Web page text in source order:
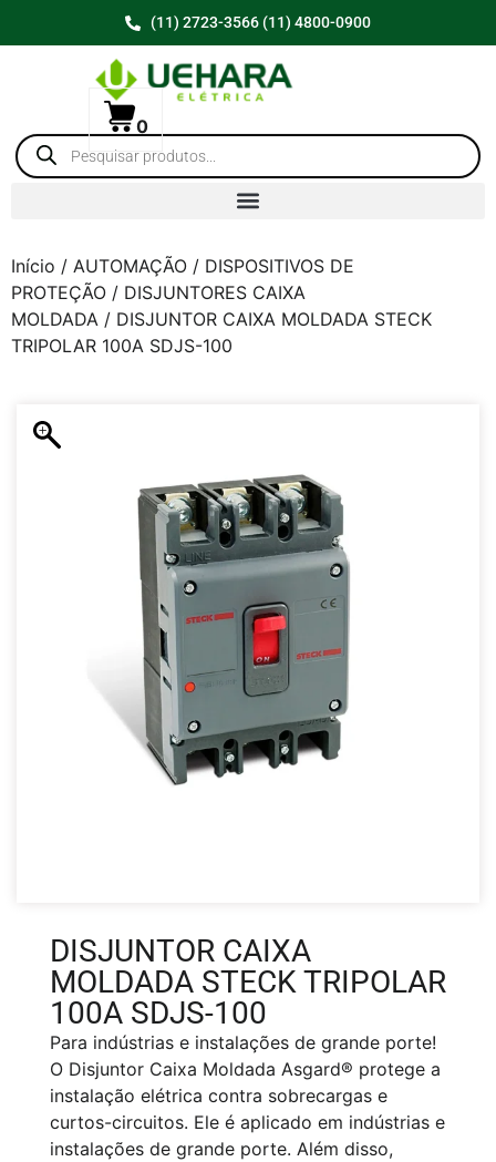
(11) 2723-3566 (11) 4800-0900
0
Início / AUTOMAÇÃO / DISPOSITIVOS DE
PROTEÇÃO / DISJUNTORES CAIXA
MOLDADA / DISJUNTOR CAIXA MOLDADA STECK
TRIPOLAR 100A SDJS-100
DISJUNTOR CAIXA
MOLDADA STECK TRIPOLAR
100A SDJS-100
Para indústrias e instalações de grande porte!
O Disjuntor Caixa Moldada Asgard® protege a
instalação elétrica contra sobrecargas e
curtos-circuitos. Ele é aplicado em indústrias e
instalações de grande porte. Além disso,